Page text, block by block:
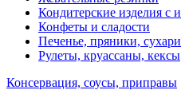
Кондитерские изделия с
Конфеты и сладости
Печенье, пряники, сухари
Рулеты, круассаны, кексы
Консервация, соусы, приправы